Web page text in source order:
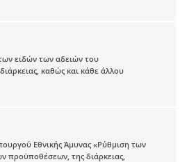
ειδών των αδειών του
καθώς και κάθε άλλου
Εθνικής Άμυνας «Ρύθμιση των
προϋποθέσεων, της διάρκειας,